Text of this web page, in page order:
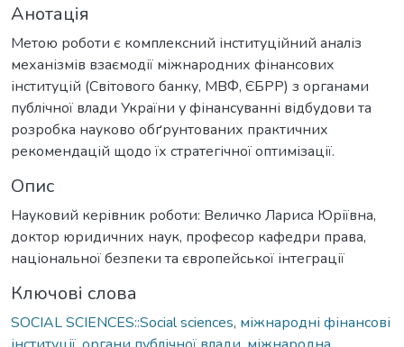
Анотація
Метою роботи є комплексний інституційний аналіз
механізмів взаємодії міжнародних фінансових
інституцій (Світового банку, МВФ, ЄБРР) з органами
публічної влади України у фінансуванні відбудови та
розробка науково обґрунтованих практичних
рекомендацій щодо їх стратегічної оптимізації.
Опис
Науковий керівник роботи: Величко Лариса Юріївна,
доктор юридичних наук, професор кафедри права,
національної безпеки та європейської інтеграції
Ключові слова
SOCIAL SCIENCES::Social sciences, міжнародні фінансові